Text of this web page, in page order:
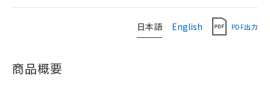
日本語 English PDF出力
商品概要